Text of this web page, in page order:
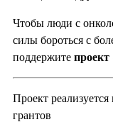
Чтобы люди с
силы бороться с
поддержите проект
Проект
грантов